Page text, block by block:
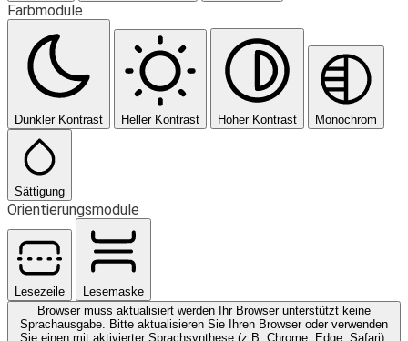
Farbmodule
Dunkler Kontrast Heller Kontrast Hoher Kontrast Monochrom
Sättigung
Orientierungsmodule
Lesezeile
Lesemaske
Browser muss aktualisiert werden
Ihr Browser unterstützt keine
Sprachausgabe. Bitte aktualisieren Sie Ihren Browser oder verwenden
Sie einen mit aktivierter Sprachsynthese (z.B. Chrome, Edge, Safari).